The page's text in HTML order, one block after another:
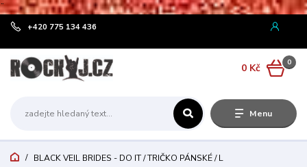
¨
Menu
+420 775 134 436
0
0 Kč
BLACK VEIL BRIDES - DO IT / TRIČKO PÁNSKÉ / L